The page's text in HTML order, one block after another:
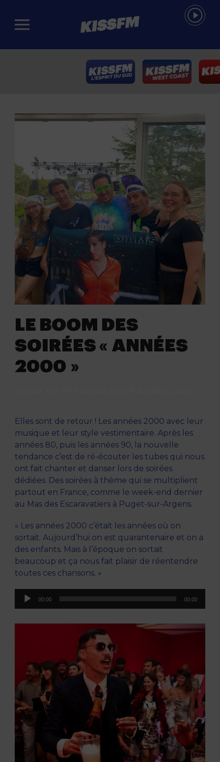
Passer au contenu principal
LE BOOM DES
SOIRÉES « ANNÉES
2000 »
Elles sont de retour ! Les années 2000 avec leur
musique et leur style vestimentaire. Après les
années 80, puis les années 90, la nouvelle
tendance c’est de ré-écouter les tubes qui nous
ont fait chanter et danser lors de soirées
dédiées. Des soirées à thème qui se multiplient
partout en France, comme le week-end dernier
au Mas des Escaravatiers à Puget-sur-Argens.
« Les années 2000 c’était les années où on
sortait. Aujourd’hui on est quarantenaire et on a
des enfants. Mais à l’époque on sortait
beaucoup et ça nous fait plaisir de réentendre
toutes ces chansons. »
Lecteur
00:00 00:00